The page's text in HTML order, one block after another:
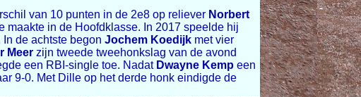
van 10 punten in de 2e8 op reliever Norbert
maakte in de Hoofdklasse. In 2017 speelde hij
In de achtste begon Jochem Koedijk met vier
Meer zijn tweede tweehonkslag van de avond
een RBI-single toe. Nadat Dwayne Kemp een
9-0. Met Dille op het derde honk eindigde de